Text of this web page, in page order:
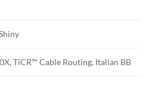
TiCR™ Cable Routing, Italian BB